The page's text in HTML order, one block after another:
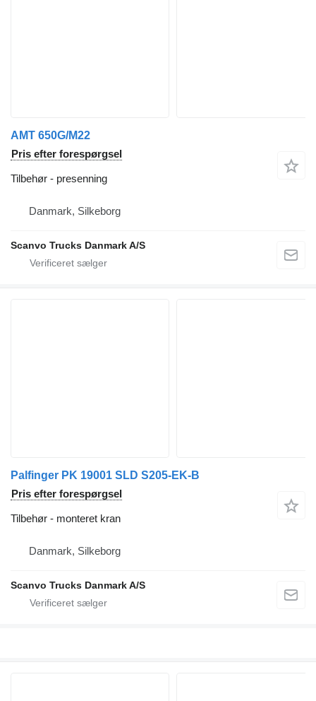
AMT 650G/M22
Pris efter forespørgsel
Tilbehør - presenning
Danmark, Silkeborg
Scanvo Trucks Danmark A/S
Palfinger PK 19001 SLD S205-EK-B
Pris efter forespørgsel
Tilbehør - monteret kran
Danmark, Silkeborg
Scanvo Trucks Danmark A/S